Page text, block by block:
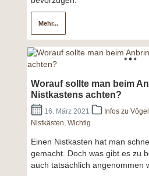
Mehr...
Worauf sollte man beim
Nistkastens achten?
16. März 2021 Infos zu Vögel
Nistkästen ,Wichtig
Einen Nistkasten hat man
gemacht. Doch was gibt es zu
auch tatsächlich angenommen